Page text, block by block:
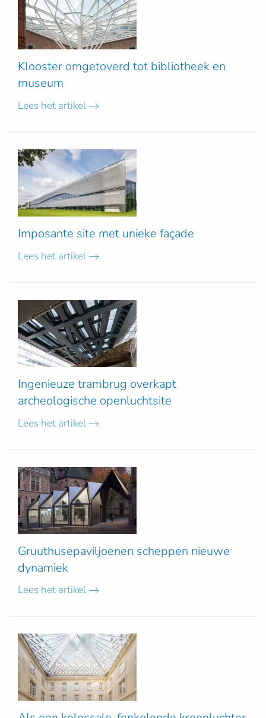
Klooster omgetoverd tot bibliotheek en
museum
Lees het artikel
Imposante site met unieke façade
Lees het artikel
Ingenieuze trambrug overkapt
archeologische openluchtsite
Lees het artikel
Gruuthusepaviljoenen scheppen nieuwe
dynamiek
Lees het artikel